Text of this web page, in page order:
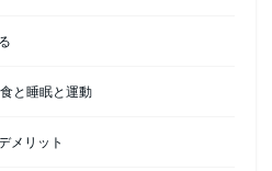
と睡眠と運動
メリット